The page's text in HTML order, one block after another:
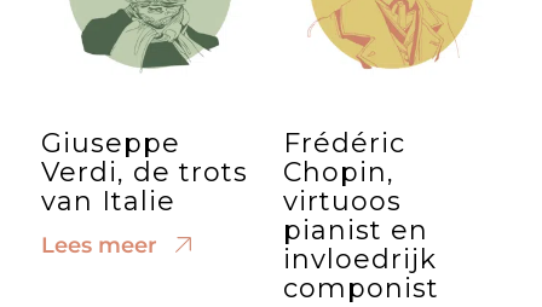
Giuseppe
Verdi, de trots
van Italie
Lees meer
Frédéric
Chopin,
virtuoos
pianist en
invloedrijk
componist